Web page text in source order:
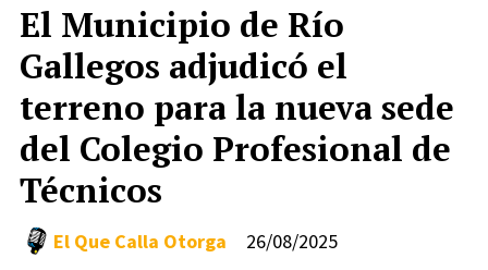
El Municipio de Río
Gallegos adjudicó el
terreno para la nueva sede
del Colegio Profesional de
Técnicos
26/08/2025
El Que Calla Otorga